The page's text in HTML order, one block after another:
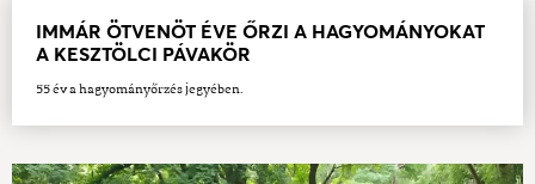
IMMÁR ÖTVENÖT ÉVE ŐRZI A HAGYOMÁNYOKAT
A KESZTÖLCI PÁVAKÖR
55 év a hagyományőrzés jegyében.